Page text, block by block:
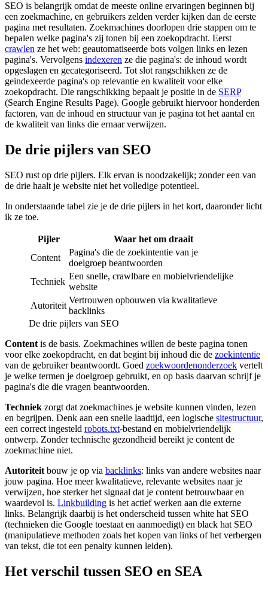
SEO is belangrijk omdat de meeste online ervaringen beginnen bij
een zoekmachine, en gebruikers zelden verder kijken dan de eerste
pagina met resultaten. Zoekmachines doorlopen drie stappen om te
bepalen welke pagina's zij tonen bij een zoekopdracht. Eerst
crawlen ze het web: geautomatiseerde bots volgen links en lezen
pagina's. Vervolgens indexeren ze die pagina's: de inhoud wordt
opgeslagen en gecategoriseerd. Tot slot rangschikken ze de
geindexeerde pagina's op relevantie en kwaliteit voor elke
zoekopdracht. Die rangschikking bepaalt je positie in de SERP
(Search Engine Results Page). Google gebruikt hiervoor honderden
factoren, van de inhoud en structuur van je pagina tot het aantal en
de kwaliteit van links die ernaar verwijzen.
De drie pijlers van SEO
SEO rust op drie pijlers. Elk ervan is noodzakelijk; zonder een van
de drie haalt je website niet het volledige potentieel.
In onderstaande tabel zie je de drie pijlers in het kort, daaronder licht
ik ze toe.
Pijler
Waar het om draait
Content
Pagina's die de zoekintentie van je
doelgroep beantwoorden
Techniek
Een snelle, crawlbare en mobielvriendelijke
website
Autoriteit
Vertrouwen opbouwen via kwalitatieve
backlinks
De drie pijlers van SEO
Content is de basis. Zoekmachines willen de beste pagina tonen
voor elke zoekopdracht, en dat begint bij inhoud die de zoekintentie
van de gebruiker beantwoordt. Goed zoekwoordenonderzoek vertelt
je welke termen je doelgroep gebruikt, en op basis daarvan schrijf je
pagina's die die vragen beantwoorden.
Techniek zorgt dat zoekmachines je website kunnen vinden, lezen
en begrijpen. Denk aan een snelle laadtijd, een logische sitestructuur,
een correct ingesteld robots.txt-bestand en mobielvriendelijk
ontwerp. Zonder technische gezondheid bereikt je content de
zoekmachine niet.
Autoriteit bouw je op via backlinks: links van andere websites naar
jouw pagina. Hoe meer kwalitatieve, relevante websites naar je
verwijzen, hoe sterker het signaal dat je content betrouwbaar en
waardevol is. Linkbuilding is het actief werken aan die externe
links. Belangrijk daarbij is het onderscheid tussen white hat SEO
(technieken die Google toestaat en aanmoedigt) en black hat SEO
(manipulatieve methoden zoals het kopen van links of het verbergen
van tekst, die tot een penalty kunnen leiden).
Het verschil tussen SEO en SEA